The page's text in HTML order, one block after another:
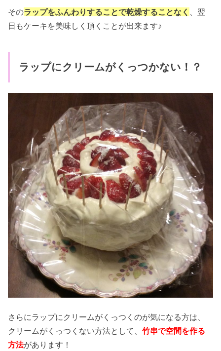
そのラップをふんわりすることで乾燥することなく
、翌
日もケーキを美味しく頂くことが出来ます♪
ラップにクリームがくっつかない！？
さらにラップにクリームがくっつくのが気になる方は、
クリームがくっつくない方法として、竹串で空間を作る
方法があります！